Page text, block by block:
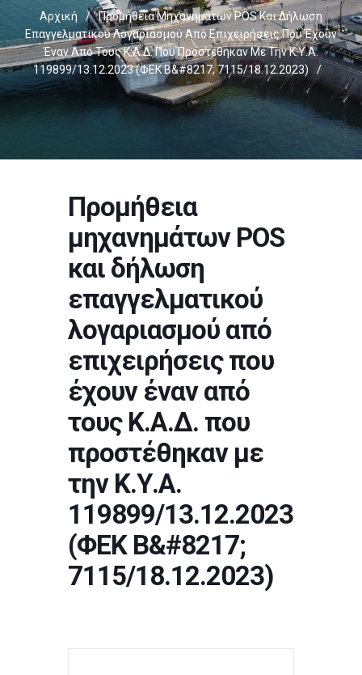
Αρχική /
Προμήθεια Μηχανημάτων POS Και Δήλωση
Επαγγελματικού Λογαριασμού Από Επιχειρήσεις Που Έχουν
Έναν Από Τους Κ.Α.Δ. Που Προστέθηκαν Με Την Κ.Υ.Α.
119899/13.12.2023 (ΦΕΚ Β&#8217; 7115/18.12.2023)
/
Προμήθεια
μηχανημάτων POS
και δήλωση
επαγγελματικού
λογαριασμού από
επιχειρήσεις που
έχουν έναν από
τους Κ.Α.Δ. που
προστέθηκαν με
την Κ.Υ.Α.
119899/13.12.2023
(ΦΕΚ Β&#8217;
7115/18.12.2023)